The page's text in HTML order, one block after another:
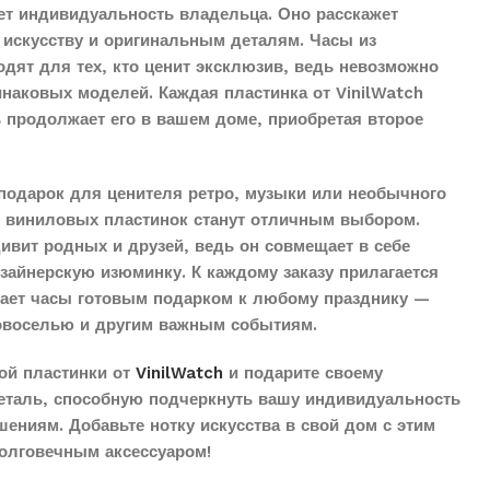
индивидуальность владельца. Оно расскажет
и оригинальным деталям. Часы из
для тех, кто ценит эксклюзив, ведь невозможно
моделей. Каждая пластинка от VinilWatch
его в вашем доме, приобретая второе
для ценителя ретро, музыки или необычного
пластинок станут отличным выбором.
родных и друзей, ведь он совмещает в себе
изюминку. К каждому заказу прилагается
часы готовым подарком к любому празднику —
и другим важным событиям.
пластинки от VinilWatch и подарите своему
способную подчеркнуть вашу индивидуальность
Добавьте нотку искусства в свой дом с этим
аксессуаром!